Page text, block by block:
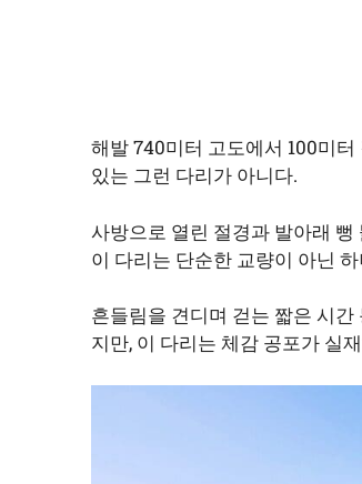
해발 740미터 고도에서 100미
있는 그런 다리가 아니다.
사방으로 열린 절경과 발아래
이 다리는 단순한 교량이 아닌
흔들림을 견디며 걷는 짧은 시
지만, 이 다리는 체감 공포가 실